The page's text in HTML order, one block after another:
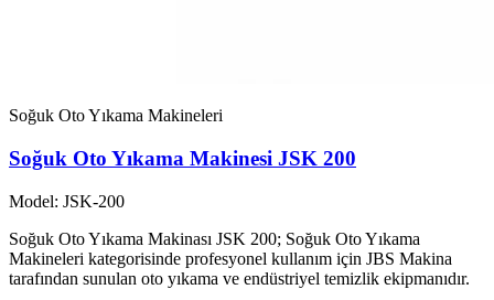
Soğuk Oto Yıkama Makineleri
Soğuk Oto Yıkama Makinesi JSK 200
Model: JSK-200
Soğuk Oto Yıkama Makinası JSK 200; Soğuk Oto Yıkama
Makineleri kategorisinde profesyonel kullanım için JBS Makina
tarafından sunulan oto yıkama ve endüstriyel temizlik ekipmanıdır.